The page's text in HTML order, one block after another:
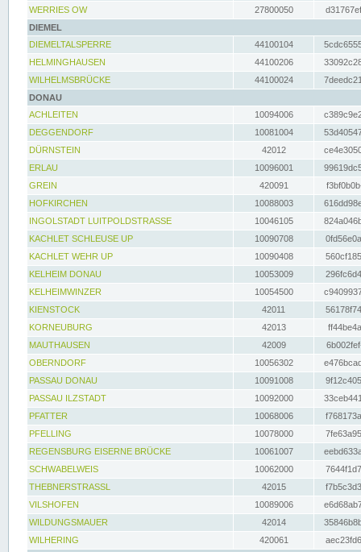
WERRIES OW
27800050
DIEMEL
DIEMELTALSPERRE
44100104
HELMINGHAUSEN
44100206
WILHELMSBRÜCKE
44100024
DONAU
ACHLEITEN
10094006
DEGGENDORF
10081004
DÜRNSTEIN
42012
ERLAU
10096001
GREIN
420091
HOFKIRCHEN
10088003
INGOLSTADT LUITPOLDSTRASSE
10046105
KACHLET SCHLEUSE UP
10090708
KACHLET WEHR UP
10090408
KELHEIM DONAU
10053009
KELHEIMWINZER
10054500
KIENSTOCK
42011
KORNEUBURG
42013
MAUTHAUSEN
42009
OBERNDORF
10056302
PASSAU DONAU
10091008
PASSAU ILZSTADT
10092000
PFATTER
10068006
PFELLING
10078000
REGENSBURG EISERNE BRÜCKE
10061007
SCHWABELWEIS
10062000
THEBNERSTRASSL
42015
VILSHOFEN
10089006
WILDUNGSMAUER
42014
WILHERING
420061